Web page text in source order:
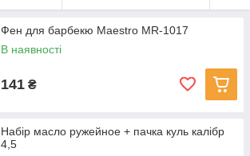
Фен для барбекю Maestro MR-1017
В наявності
141 ₴
Набір масло ружейное + пачка куль калібр
4,5